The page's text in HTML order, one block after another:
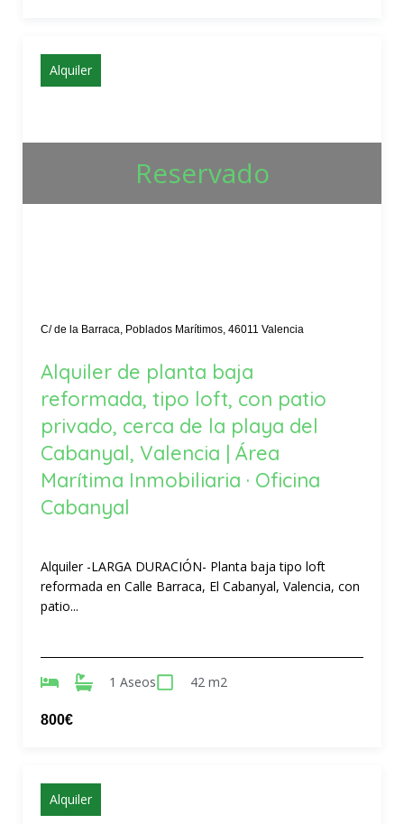
Alquiler
Reservado
C/ de la Barraca, Poblados Marítimos, 46011 Valencia
Alquiler de planta baja
reformada, tipo loft, con patio
privado, cerca de la playa del
Cabanyal, Valencia | Área
Marítima Inmobiliaria · Oficina
Cabanyal
Alquiler -LARGA DURACIÓN- Planta baja tipo loft
reformada en Calle Barraca, El Cabanyal, Valencia, con
patio...
1 Aseos 42 m2
800€
Alquiler